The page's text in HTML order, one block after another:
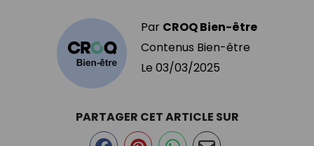
Par CROQ Bien-être
Contenus Bien-être
Le 03/03/2025
PARTAGER CET ARTICLE SUR